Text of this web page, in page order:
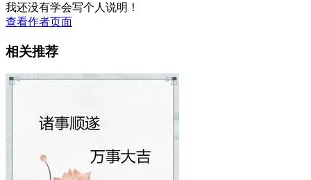
我还没有学会写个人说明！
查看作者页面
相关推荐